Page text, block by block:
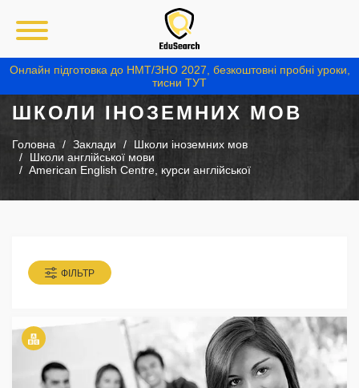
Онлайн підготовка до НМТ/ЗНО 2027, безкоштовні пробні уроки,
тисни ТУТ
ШКОЛИ ІНОЗЕМНИХ МОВ
Головна Заклади
Школи іноземних мов
Школи англійської мови
American English Centre, курси англійської
ФІЛЬТР